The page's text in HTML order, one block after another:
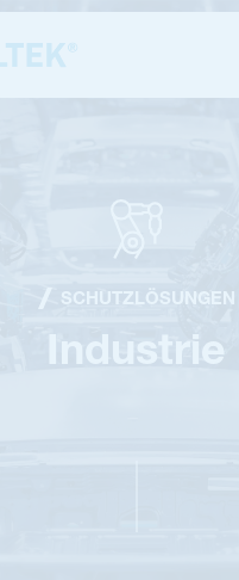
SCHUTZLÖSUNGEN
Industrie